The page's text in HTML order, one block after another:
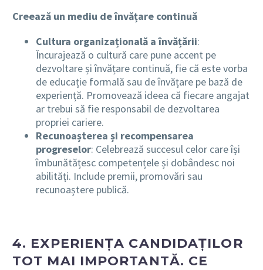
Creează un mediu de învățare continuă
Cultura organizațională a învățării:
Încurajează o cultură care pune accent pe
dezvoltare și învățare continuă, fie că este vorba
de educație formală sau de învățare pe bază de
experiență. Promovează ideea că fiecare angajat
ar trebui să fie responsabil de dezvoltarea
propriei cariere.
Recunoașterea și recompensarea
progreselor: Celebrează succesul celor care își
îmbunătățesc competențele și dobândesc noi
abilități. Include premii, promovări sau
recunoaștere publică.
4. EXPERIENȚA CANDIDAȚILOR
TOT MAI IMPORTANTĂ. CE